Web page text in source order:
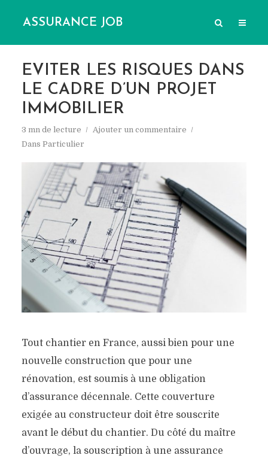
ASSURANCE JOB
EVITER LES RISQUES DANS
LE CADRE D’UN PROJET
IMMOBILIER
3 mn de lecture
Ajouter un commentaire
Dans Particulier
Tout chantier en France, aussi bien pour une
nouvelle construction que pour une
rénovation, est soumis à une obligation
d’assurance décennale. Cette couverture
exigée au constructeur doit être souscrite
avant le début du chantier. Du côté du maître
d’ouvrage, la souscription à une assurance